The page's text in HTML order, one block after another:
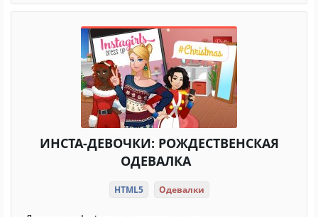
ИНСТА-ДЕВОЧКИ: РОЖДЕСТВЕНСКАЯ
ОДЕВАЛКА
HTML5 Одевалки